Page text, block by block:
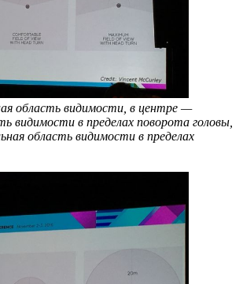
область видимости, в центре —
видимости в пределах поворота головы,
область видимости в пределах